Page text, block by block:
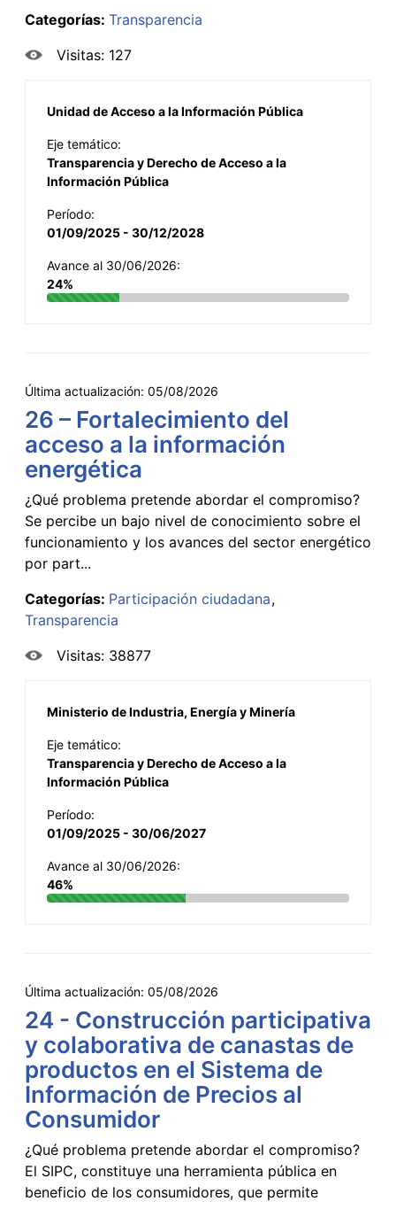
Categorías: Transparencia
Visitas: 127
Unidad de Acceso a la Información Pública
Eje temático:
Transparencia y Derecho de Acceso a la
Información Pública
Período:
01/09/2025 - 30/12/2028
Avance al 30/06/2026:
24%
Última actualización: 05/08/2026
26 – Fortalecimiento del
acceso a la información
energética
¿Qué problema pretende abordar el compromiso?
Se percibe un bajo nivel de conocimiento sobre el
funcionamiento y los avances del sector energético
por part...
Categorías: Participación ciudadana
Transparencia
Visitas: 38877
Ministerio de Industria, Energía y Minería
Eje temático:
Transparencia y Derecho de Acceso a la
Información Pública
Período:
01/09/2025 - 30/06/2027
Avance al 30/06/2026:
46%
Última actualización: 05/08/2026
24 - Construcción participativa
y colaborativa de canastas de
productos en el Sistema de
Información de Precios al
Consumidor
¿Qué problema pretende abordar el compromiso?
El SIPC, constituye una herramienta pública en
beneficio de los consumidores, que permite